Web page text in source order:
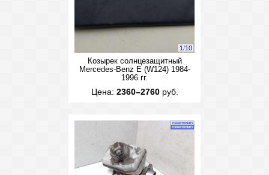
1/10
Козырек солнцезащитный
Mercedes-Benz E (W124) 1984-
1996 гг.
Цена: 2360–2760руб.